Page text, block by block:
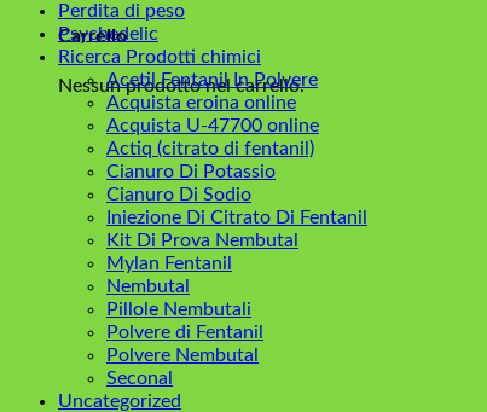
Carrello
Nessun prodotto nel carrello.
Perdita di peso
Psychedelic
Ricerca Prodotti chimici
Acetil Fentanil In Polvere
Acquista eroina online
Acquista U-47700 online
Actiq (citrato di fentanil)
Cianuro Di Potassio
Cianuro Di Sodio
Iniezione Di Citrato Di Fentanil
Kit Di Prova Nembutal
Mylan Fentanil
Nembutal
Pillole Nembutali
Polvere di Fentanil
Polvere Nembutal
Seconal
Uncategorized